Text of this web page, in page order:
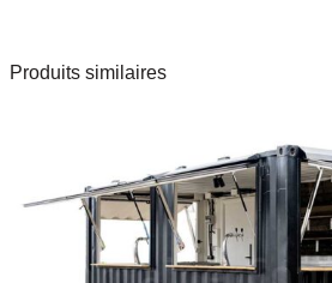
Produits similaires